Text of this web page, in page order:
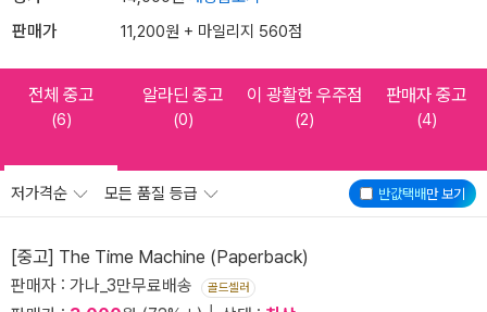
판매가 11,200원 + 마일리지 560점
전체 중고
(6)
알라딘 중고
(0)
이 광활한 우주점
(2)
판매자 중고
(4)
반값택배만 보기
저가격순 모든 품질 등급
[중고] The Time Machine (Paperback)
판매자 : 가나_3만무료배송 골드셀러